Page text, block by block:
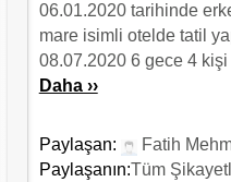
06.01.2020 tarihinde
mare isimli otelde tatil
08.07.2020 6 gece 4
Daha ››
Paylaşan:
Fatih
Paylaşanın:Tüm